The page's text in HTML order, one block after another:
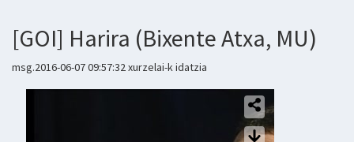
[GOI] Harira (Bixente Atxa, MU)
msg.2016-06-07 09:57:32 xurzelai-k idatzia